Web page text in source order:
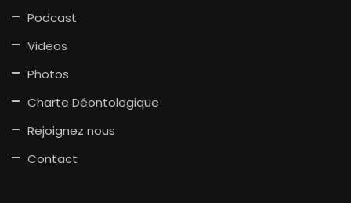
Podcast
Videos
Photos
Charte Déontologique
Rejoignez nous
Contact